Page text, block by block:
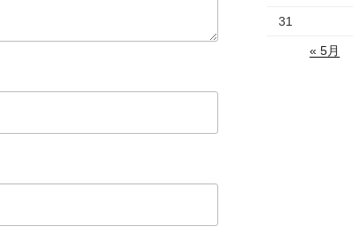
31
« 5月